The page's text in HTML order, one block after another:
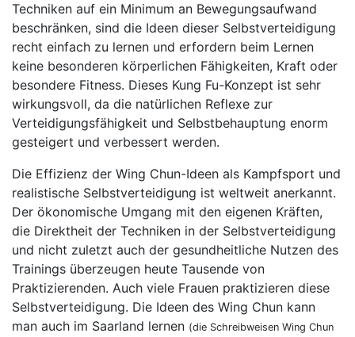
Techniken auf ein Minimum an Bewegungsaufwand
beschränken, sind die Ideen dieser Selbstverteidigung
recht einfach zu lernen und erfordern beim Lernen
keine besonderen körperlichen Fähigkeiten, Kraft oder
besondere Fitness. Dieses Kung Fu-Konzept ist sehr
wirkungsvoll, da die natürlichen Reflexe zur
Verteidigungsfähigkeit und Selbstbehauptung enorm
gesteigert und verbessert werden.
Die Effizienz der Wing Chun-Ideen als Kampfsport und
realistische Selbstverteidigung ist weltweit anerkannt.
Der ökonomische Umgang mit den eigenen Kräften,
die Direktheit der Techniken in der Selbstverteidigung
und nicht zuletzt auch der gesundheitliche Nutzen des
Trainings überzeugen heute Tausende von
Praktizierenden. Auch viele Frauen praktizieren diese
Selbstverteidigung. Die Ideen des Wing Chun kann
man auch im Saarland lernen (die Schreibweisen Wing Chun